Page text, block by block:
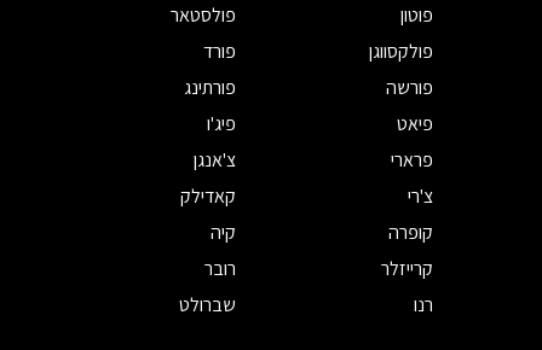
פוטון
פולסטאר
פולקסווגן
פורד
פורשה
פורתינג
פיאט
פיג'ו
פרארי
צ'אנגן
צ'רי
קאדילק
קופרה
קיה
קרייזלר
רובר
רנו
שברולט